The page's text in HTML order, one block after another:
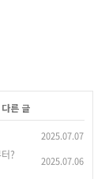
른 글
2025.07.07
?
2025.07.06